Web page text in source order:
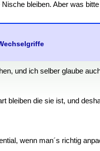
bleiben. Aber was
und ich selber glaube
bleiben die sie ist, und
wenn man´s richtig